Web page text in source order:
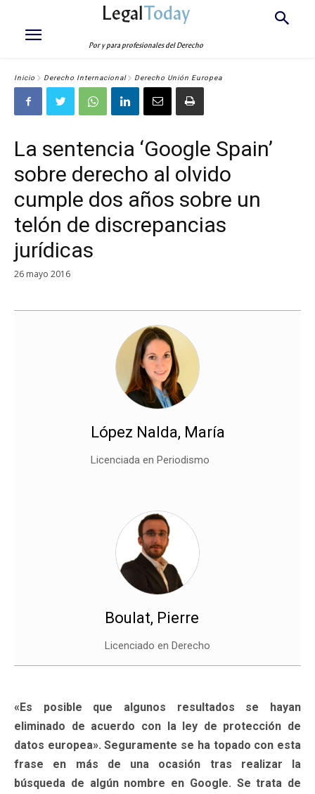
LegalToday
Por y para profesionales del Derecho
Inicio Derecho Internacional Derecho Unión Europea
La sentencia ‘Google Spain’
sobre derecho al olvido
cumple dos años sobre un
telón de discrepancias
jurídicas
26 mayo 2016
López Nalda, María
Licenciada en Periodismo
Boulat, Pierre
Licenciado en Derecho
«Es posible que algunos resultados se hayan
eliminado de acuerdo con la ley de protección de
datos europea». Seguramente se ha topado con esta
frase en más de una ocasión tras realizar la
búsqueda de algún nombre en Google. Se trata de